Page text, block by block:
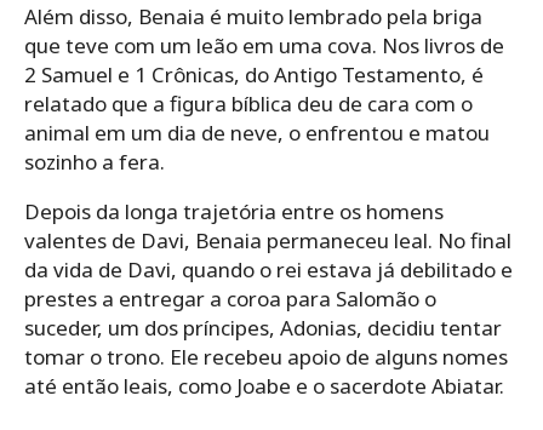
Além disso, Benaia é muito lembrado pela briga
que teve com um leão em uma cova. Nos livros de
2 Samuel e 1 Crônicas, do Antigo Testamento, é
relatado que a figura bíblica deu de cara com o
animal em um dia de neve, o enfrentou e matou
sozinho a fera.
Depois da longa trajetória entre os homens
valentes de Davi, Benaia permaneceu leal. No final
da vida de Davi, quando o rei estava já debilitado e
prestes a entregar a coroa para Salomão o
suceder, um dos príncipes, Adonias, decidiu tentar
tomar o trono. Ele recebeu apoio de alguns nomes
até então leais, como Joabe e o sacerdote Abiatar.